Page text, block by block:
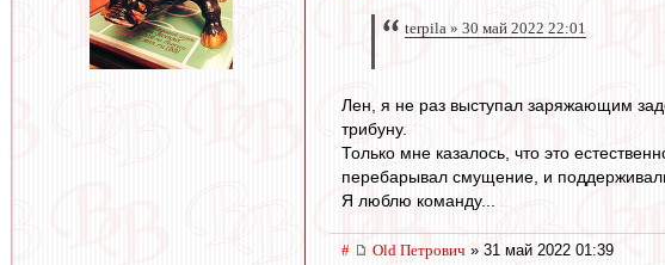
terpila » 30 май 2022 22:01
Лен, я не раз выступал заряжающим
трибуну.
Только мне казалось, что это
перебарывал смущение, и
Я люблю команду...
# Old Петрович » 31 май 2022 01:39